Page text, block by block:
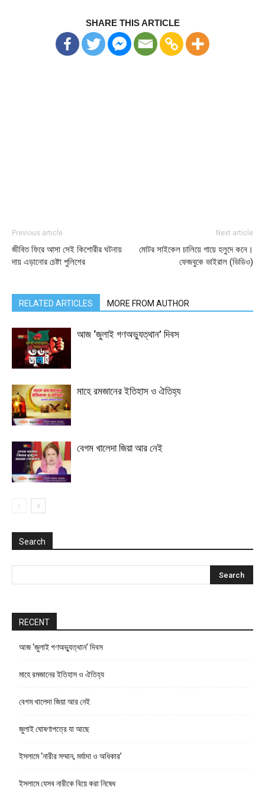
SHARE THIS ARTICLE
Previous article
জীবিত ফিরে আসা সেই কিশোরীর ঘটনায়
দায় এড়ানোর চেষ্টা পুলিশের
Next article
মোটর সাইকেল চালিয়ে গায়ে হলুদে কনে।
ফেজবুকে ভাইরাল (ভিডিও)
RELATED ARTICLES MORE FROM AUTHOR
আজ ‘জুলাই গণঅভ্যুত্থান’ দিবস
মাহে রমজানের ইতিহাস ও ঐতিহ্য
বেগম খালেদা জিয়া আর নেই
Search
RECENT
আজ ‘জুলাই গণঅভ্যুত্থান’ দিবস
মাহে রমজানের ইতিহাস ও ঐতিহ্য
বেগম খালেদা জিয়া আর নেই
জুলাই ঘোষণাপত্রে যা আছে
ইসলামে ‘নারীর সম্মান, মর্যাদা ও অধিকার’
ইসলামে যেসব নারীকে বিয়ে করা নিষেধ